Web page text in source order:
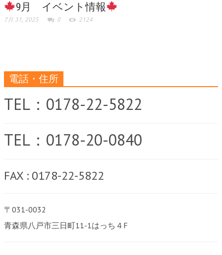
9月 イベント情報
7月 31, 2025 0 2124
電話・住所
TEL：0178-22-5822
TEL：0178-20-0840
FAX : 0178-22-5822
〒031-0032
青森県八戸市三日町11-1はっち４F